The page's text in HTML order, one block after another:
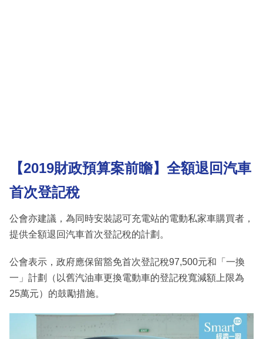
【2019財政預算案前瞻】全額退回汽車
首次登記稅
公會亦建議，為同時安裝認可充電站的電動私家車購買者，
提供全額退回汽車首次登記稅的計劃。
公會表示，政府應保留豁免首次登記稅97,500元和「一換
一」計劃（以舊汽油車更換電動車的登記稅寬減額上限為
25萬元）的鼓勵措施。